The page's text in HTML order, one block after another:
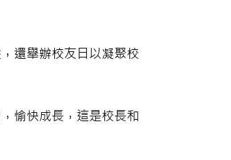
還舉辦校友日以凝聚校
愉快成長，這是校長和